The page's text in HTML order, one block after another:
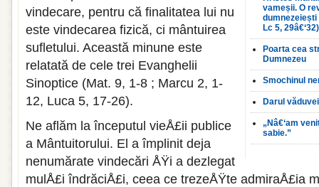
vameșii. O
dumnezeiești
Lc 5, 29â€‘32)
Poarta cea
Dumnezeu
Smochinul
Darul
„Nâ€‘am
sabie.”
vindecare, pentru că finalitatea lui nu
este vindecarea fizică, ci mântuirea
sufletului. Această minune este
relatată de cele trei Evanghelii
Sinoptice (Mat. 9, 1-8 ; Marcu 2, 1-
12, Luca 5, 17-26).
Ne aflăm la începutul vieÅ£ii publice
a Mântuitorului. El a împlinit deja
nenumărate vindecări ÅŸi a dezlegat
mulÅ£i îndrăciÅ£i, ceea ce trezeÅŸte admiraÅ£ia